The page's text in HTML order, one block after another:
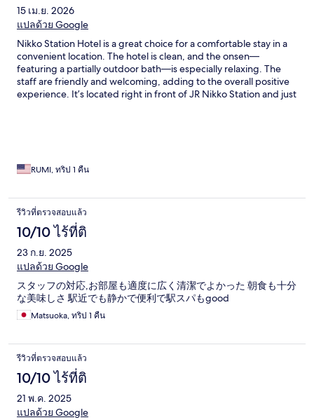
15 เม.ย. 2026
แปลด้วย Google
Nikko Station Hotel is a great choice for a comfortable stay in a
convenient location. The hotel is clean, and the onsen—
featuring a partially outdoor bath—is especially relaxing. The
staff are friendly and welcoming, adding to the overall positive
experience. It’s located right in front of JR Nikko Station and just
RUMI, ทริป 1 คืน
รีวิวที่ตรวจสอบแล้ว
10/10 ไร้ที่ติ
23 ก.ย. 2025
แปลด้วย Google
スタッフの対応,お部屋も適度に広く清潔でよかった 朝食も十分
な美味しさ 駅近でも静かで便利で駅スパもgood
Matsuoka, ทริป 1 คืน
รีวิวที่ตรวจสอบแล้ว
10/10 ไร้ที่ติ
21 พ.ค. 2025
แปลด้วย Google